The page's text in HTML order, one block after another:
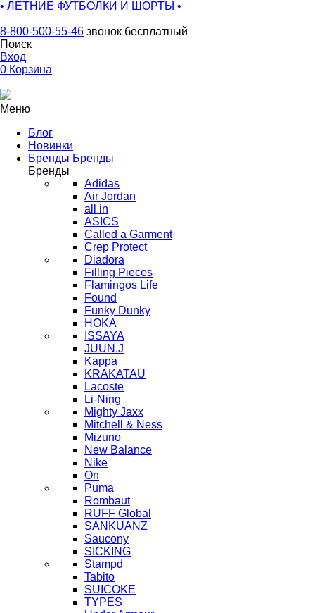
• ЛЕТНИЕ ФУТБОЛКИ И ШОРТЫ •
8-800-500-55-46 звонок бесплатный
Поиск
Вход
0 Корзина
Меню
Блог
Новинки
Бренды Бренды
Бренды
Adidas
Air Jordan
all in
ASICS
Called a Garment
Crep Protect
Diadora
Filling Pieces
Flamingos Life
Found
Funky Dunky
HOKA
ISSAYA
JUUN.J
Kappa
KRAKATAU
Lacoste
Li-Ning
Mighty Jaxx
Mitchell & Ness
Mizuno
New Balance
Nike
On
Puma
Rombaut
RUFF Global
SANKUANZ
Saucony
SICKING
Stampd
Tabito
SUICOKE
TYPES